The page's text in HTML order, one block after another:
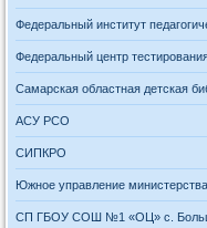
Федеральный институт
Федеральный центр
Самарская областная детская
АСУ РСО
СИПКРО
Южное управление
СП ГБОУ СОШ №1 «ОЦ» с.